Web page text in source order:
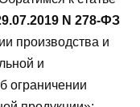
N 278-ФЗ
производства и
и
ограничении